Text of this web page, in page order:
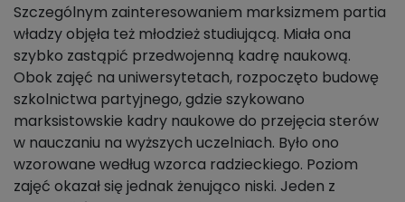
Szczególnym zainteresowaniem marksizmem partia
władzy objęła też młodzież studiującą. Miała ona
szybko zastąpić przedwojenną kadrę naukową.
Obok zajęć na uniwersytetach, rozpoczęto budowę
szkolnictwa partyjnego, gdzie szykowano
marksistowskie kadry naukowe do przejęcia sterów
w nauczaniu na wyższych uczelniach. Było ono
wzorowane według wzorca radzieckiego. Poziom
zajęć okazał się jednak żenująco niski. Jeden z